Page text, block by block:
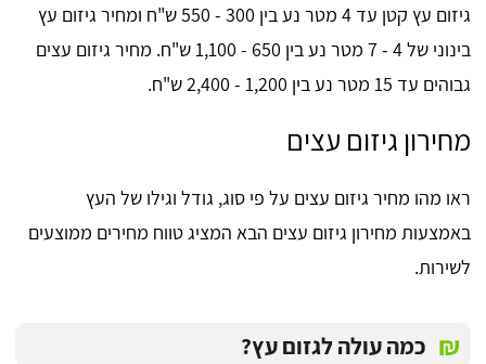
גיזום עץ קטן עד 4 מטר נע בין 300 - 550 ש"ח ומחיר גיזום עץ
בינוני של 4 - 7 מטר נע בין 650 - 1,100 ש"ח. מחיר גיזום עצים
גבוהים עד 15 מטר נע בין 1,200 - 2,400 ש"ח.
מחירון גיזום עצים
ראו מהו מחיר גיזום עצים על פי סוג, גודל וגילו של העץ
באמצעות מחירון גיזום עצים הבא המציג טווח מחירים ממוצעים
לשירות.
₪ כמה עולה לגזום עץ?